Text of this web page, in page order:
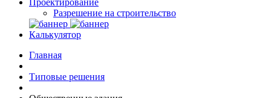
Проектирование
Разрешение на строительство
Калькулятор
Главная
Типовые решения